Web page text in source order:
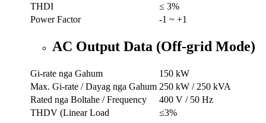
THDI
≤ 3%
Power Factor
-1 ~ +1
AC Output Data (Off-grid Mode)
Gi-rate nga Gahum
150 kW
Max. Gi-rate / Dayag nga Gahum 250 kW / 250 kVA
Rated nga Boltahe / Frequency
400 V / 50 Hz
THDV (Linear Load
≤3%